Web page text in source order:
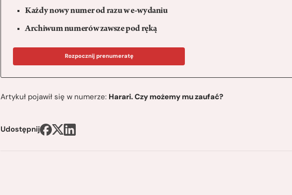
Każdy nowy numer od razu w e-wydaniu
Archiwum numerów zawsze pod ręką
Rozpocznij prenumeratę
Artykuł pojawił się w numerze: Harari. Czy możemy mu zaufać?
Udostępnij